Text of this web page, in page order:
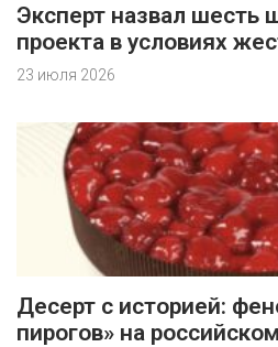
Эксперт назвал шесть
проекта в условиях
23 июля 2026
Десерт с историей:
пирогов» на